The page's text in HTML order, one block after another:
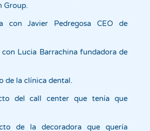
Group.
con Javier Pedregosa CEO de
Lucia Barrachina fundadora de
de la clínica dental.
del call center que tenía que
de la decoradora que quería